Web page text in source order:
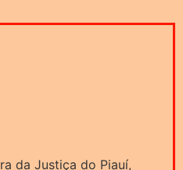
da Justiça do Piauí,